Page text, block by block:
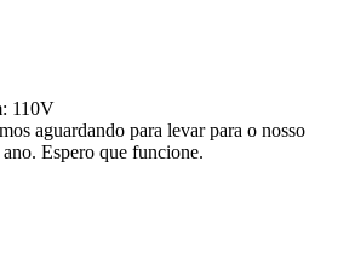
110V
aguardando para levar para o nosso
Espero que funcione.